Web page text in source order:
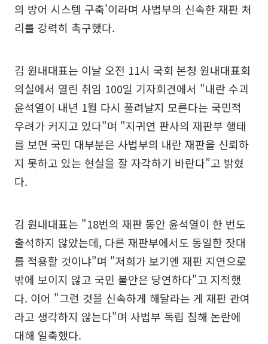
의 방어 시스템 구축'이라며 사법부의 신속한 재판 처
리를 강력히 촉구했다.
김 원내대표는 이날 오전 11시 국회 본청 원내대표회
의실에서 열린 취임 100일 기자회견에서 "내란 수괴
윤석열이 내년 1월 다시 풀려날지 모른다는 국민적
우려가 커지고 있다"며 "지귀연 판사의 재판부 행태
를 보면 국민 대부분은 사법부의 내란 재판을 신뢰하
지 못하고 있는 현실을 잘 자각하기 바란다”고 밝혔
다.
김 원내대표는 "18번의 재판 동안 윤석열이 한 번도
출석하지 않았는데, 다른 재판부에서도 동일한 잣대
를 적용할 것이냐"며 "저희가 보기엔 재판 지연으로
밖에 보이지 않고 국민 불안은 당연하다"고 지적했
다. 이어 "그런 것을 신속하게 해달라는 게 재판 관여
라고 생각하지 않는다"며 사법부 독립 침해 논란에
대해 일축했다.